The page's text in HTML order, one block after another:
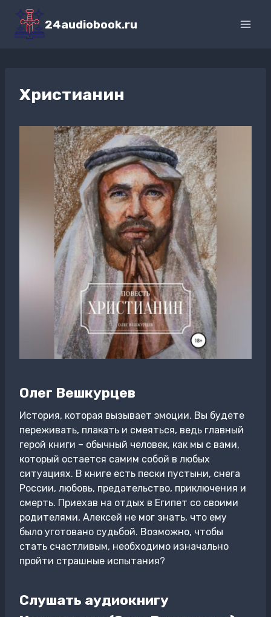
Перейти
содержимому
24audiobook.ru
Христианин
Олег Вешкурцев
История, которая вызывает эмоции. Вы будете
переживать, плакать и смеяться, ведь главный
герой книги – обычный человек, как мы с вами,
который остается самим собой в любых
ситуациях. В книге есть пески пустыни, снега
России, любовь, предательство, приключения и
смерть. Приехав на отдых в Египет со своими
родителями, Алексей не мог знать, что ему
было уготовано судьбой. Возможно, чтобы
стать счастливым, необходимо изначально
пройти страшные испытания?
Слушать аудиокнигу